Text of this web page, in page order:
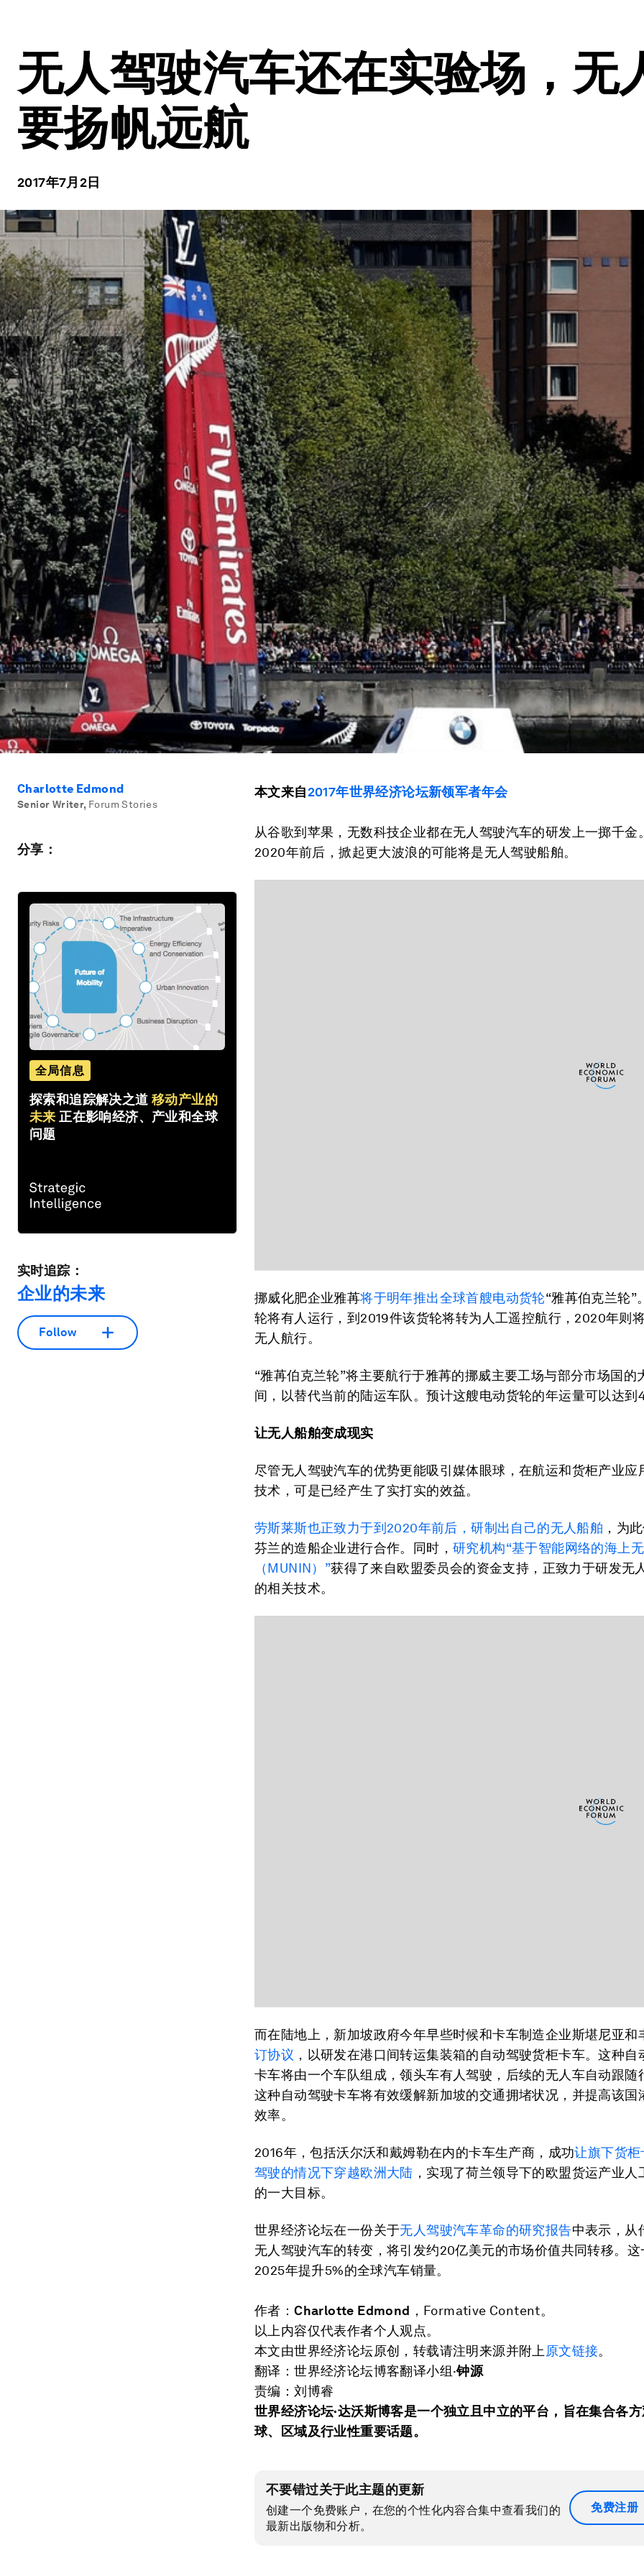
无人驾驶汽车还在实验场，无
要扬帆远航
2017年7月2日
Charlotte Edmond
Senior Writer, Forum Stories
分享：
全局信息
探索和追踪解决之道 移动产业的
未来 正在影响经济、产业和全球
问题
实时追踪：
企业的未来
Follow
本文来自2017年世界经济论坛新领军者年会
从谷歌到苹果，无数科技企业都在无人驾驶汽车的研发上一掷千金
2020年前后，掀起更大波浪的可能将是无人驾驶船舶。
挪威化肥企业雅苒将于明年推出全球首艘电动货轮“雅苒伯克兰轮”
轮将有人运行，到2019件该货轮将转为人工遥控航行，2020年则
无人航行。
“雅苒伯克兰轮”将主要航行于雅苒的挪威主要工场与部分市场国的
间，以替代当前的陆运车队。预计这艘电动货轮的年运量可以达到
让无人船舶变成现实
尽管无人驾驶汽车的优势更能吸引媒体眼球，在航运和货柜产业应
技术，可是已经产生了实打实的效益。
劳斯莱斯也正致力于到2020年前后，研制出自己的无人船舶 ，为
芬兰的造船企业进行合作。同时， 研究机构“基于智能网络的海上
（MUNIN）”获得了来自欧盟委员会的资金支持，正致力于研发无
的相关技术。
而在陆地上，新加坡政府今年早些时候和卡车制造企业斯堪尼亚和
订协议 ，以研发在港口间转运集装箱的自动驾驶货柜卡车。这种自
卡车将由一个车队组成，领头车有人驾驶，后续的无人车自动跟随
这种自动驾驶卡车将有效缓解新加坡的交通拥堵状况，并提高该国
效率。
2016年，包括沃尔沃和戴姆勒在内的卡车生产商，成功让旗下货
驾驶的情况下穿越欧洲大陆 ，实现了荷兰领导下的欧盟货运产业人
的一大目标。
世界经济论坛在一份关于无人驾驶汽车革命的研究报告中表示，从
无人驾驶汽车的转变，将引发约20亿美元的市场价值共同转移。
2025年提升5%的全球汽车销量。
作者：Charlotte Edmond ，Formative Content。
以上内容仅代表作者个人观点。
本文由世界经济论坛原创，转载请注明来源并附上 原文链接。
翻译：世界经济论坛博客翻译小组·钟源
责编：刘博睿
世界经济论坛·达沃斯博客是一个独立且中立的平台，旨在集合各
球、区域及行业性重要话题。
不要错过关于此主题的更新
创建一个免费账户，在您的个性化内容合集中查看我们的
最新出版物和分析。
免费注册